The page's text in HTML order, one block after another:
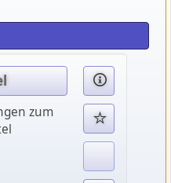
zum